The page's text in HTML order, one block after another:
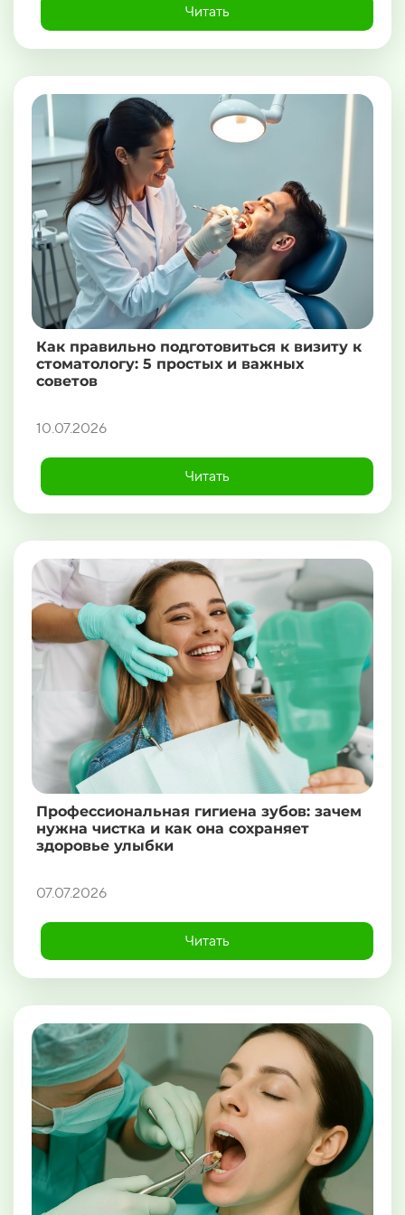
Читать
Как правильно подготовиться к визиту к
стоматологу: 5 простых и важных
советов
10.07.2026
Читать
Профессиональная гигиена зубов: зачем
нужна чистка и как она сохраняет
здоровье улыбки
07.07.2026
Читать